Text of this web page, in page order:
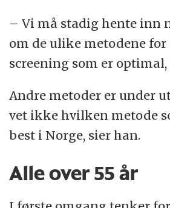
– Vi må stadig hente inn
om de ulike metodene for
screening som er optimal,
Andre metoder er under
vet ikke hvilken metode
best i Norge, sier han.
Alle over 55 år